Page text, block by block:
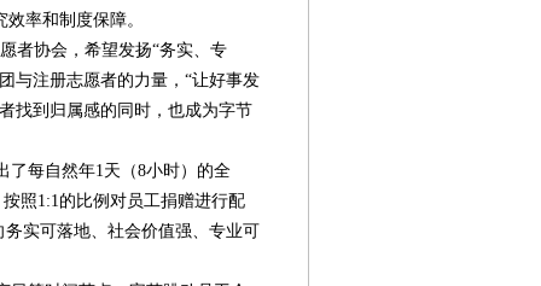
率和制度保障。
者协会，希望发扬“务实、专
与注册志愿者的力量，“让好事发
找到归属感的同时，也成为字节
每自然年1天（8小时）的全
照1:1的比例对员工捐赠进行配
实可落地、社会价值强、专业可